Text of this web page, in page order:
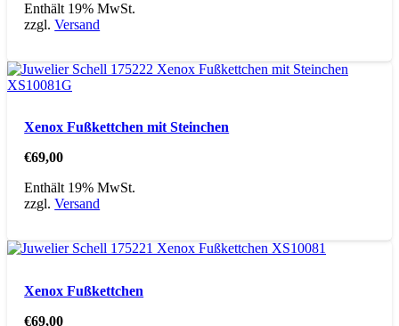
Enthält 19% MwSt.
zzgl.Versand
Xenox Fußkettchen mit Steinchen
€69,00
Enthält 19% MwSt.
zzgl.Versand
Xenox Fußkettchen
€69,00